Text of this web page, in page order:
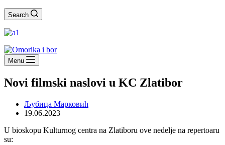
Search
Menu
Novi filmski naslovi u KC Zlatibor
Љубица Марковић
19.06.2023
U bioskopu Kulturnog centra na Zlatiboru ove nedelje na repertoaru
su: